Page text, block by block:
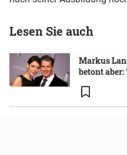
Lesen Sie auch
Markus
betont